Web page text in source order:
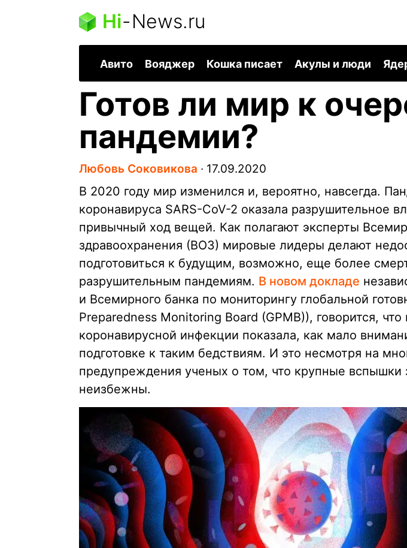
Hi-News.ru
Авито Вояджер Кошка писает Акулы и люди
Готов ли мир к
пандемии?
Любовь Соковикова ∙ 17.09.2020
В 2020 году мир изменился и, вероятно, навсегда.
коронавируса SARS-CoV-2 оказала разрушительное
привычный ход вещей. Как полагают эксперты
здравоохранения (ВОЗ) мировые лидеры делают
подготовиться к будущим, возможно, еще более
разрушительным пандемиям. В новом докладе
и Всемирного банка по мониторингу глобальной
Preparedness Monitoring Board (GPMB)), говорится,
коронавирусной инфекции показала, как мало
подготовке к таким бедствиям. И это несмотря на
предупреждения ученых о том, что крупные вспышки
неизбежны.